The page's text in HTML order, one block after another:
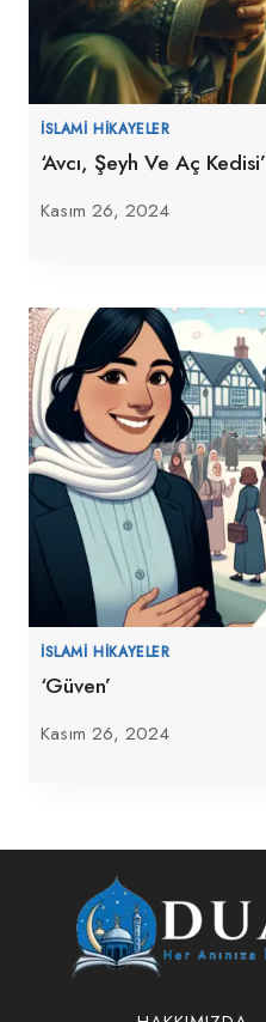
İSLAMI HIKAYELER
‘Avcı, Şeyh Ve Aç Kedisi’
Kasım 26, 2024
İSLAMI HIKAYELER
‘Güven’
Kasım 26, 2024